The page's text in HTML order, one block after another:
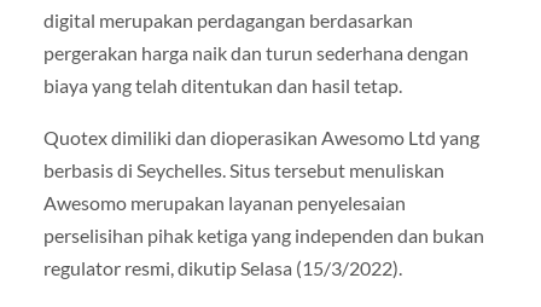
digital merupakan perdagangan berdasarkan
pergerakan harga naik dan turun sederhana dengan
biaya yang telah ditentukan dan hasil tetap.
Quotex dimiliki dan dioperasikan Awesomo Ltd yang
berbasis di Seychelles. Situs tersebut menuliskan
Awesomo merupakan layanan penyelesaian
perselisihan pihak ketiga yang independen dan bukan
regulator resmi, dikutip Selasa (15/3/2022).